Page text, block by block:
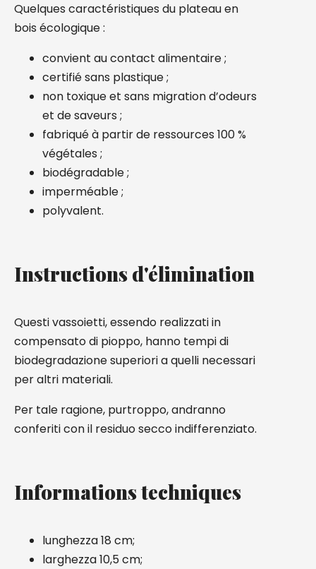
Quelques caractéristiques du plateau en
bois écologique :
convient au contact alimentaire ;
certifié sans plastique ;
non toxique et sans migration d’odeurs
et de saveurs ;
fabriqué à partir de ressources 100 %
végétales ;
biodégradable ;
imperméable ;
polyvalent.
Instructions d'élimination
Questi vassoietti, essendo realizzati in
compensato di pioppo, hanno tempi di
biodegradazione superiori a quelli necessari
per altri materiali.
Per tale ragione, purtroppo, andranno
conferiti con il residuo secco indifferenziato.
Informations techniques
lunghezza 18 cm;
larghezza 10,5 cm;